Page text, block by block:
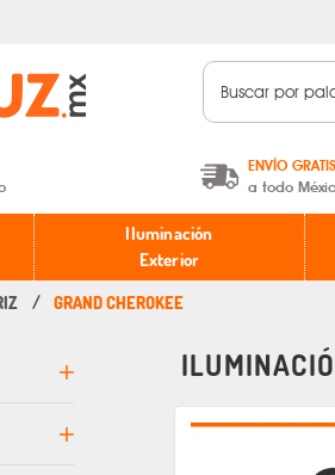
y
ENVÍO GRATIS
a todo
A partir de $599
* Aplican
Iluminación
Exterior
GRAND CHEROKEE